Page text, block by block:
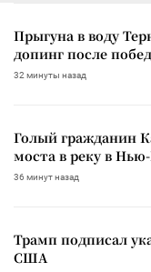
Прыгуна в воду
допинг после
32 минуты назад
Голый гражданин
моста в реку в
36 минут назад
Трамп подписал
США